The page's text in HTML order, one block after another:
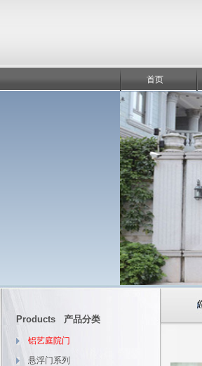
首页
Products 产品分类
铝艺庭院门
悬浮门系列